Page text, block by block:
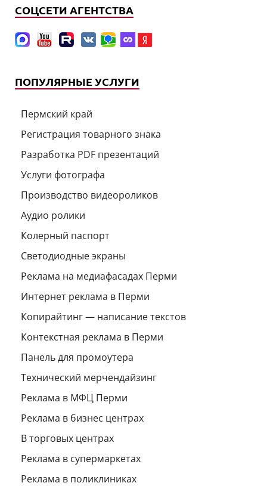
СОЦСЕТИ АГЕНТСТВА
ПОПУЛЯРНЫЕ УСЛУГИ
Пермский край
Регистрация товарного знака
Разработка PDF презентаций
Услуги фотографа
Производство видеороликов
Аудио ролики
Колерный паспорт
Светодиодные экраны
Реклама на медиафасадах Перми
Интернет реклама в Перми
Копирайтинг — написание текстов
Контекстная реклама в Перми
Панель для промоутера
Технический мерчендайзинг
Реклама в МФЦ Перми
Реклама в бизнес центрах
В торговых центрах
Реклама в супермаркетах
Реклама в поликлиниках